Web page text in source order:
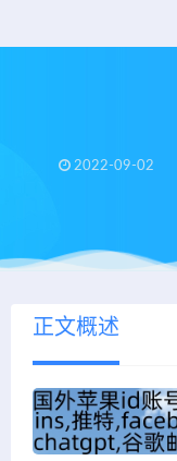
2022-09-02
正文概述